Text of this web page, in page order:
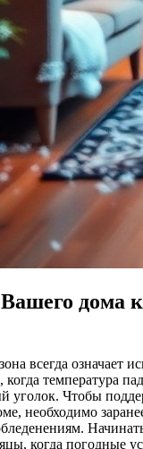
дома
всегда означает
температура
уголок. Чтобы
необходимо
когда погодные